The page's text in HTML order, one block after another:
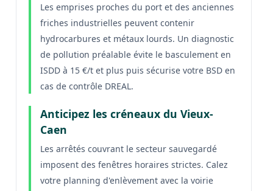
Les emprises proches du port et des anciennes
friches industrielles peuvent contenir
hydrocarbures et métaux lourds. Un diagnostic
de pollution préalable évite le basculement en
ISDD à 15 €/t et plus puis sécurise votre BSD en
cas de contrôle DREAL.
Anticipez les créneaux du Vieux-
Caen
Les arrêtés couvrant le secteur sauvegardé
imposent des fenêtres horaires strictes. Calez
votre planning d'enlèvement avec la voirie